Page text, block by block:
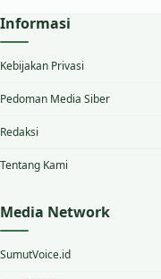
Informasi
Kebijakan Privasi
Pedoman Media Siber
Redaksi
Tentang Kami
Media Network
SumutVoice.id